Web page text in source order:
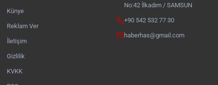
Künye
Reklam Ver
İletişim
Gizlilik
KVKK
No:42 İlkadım / SAMSUN
+90 542 532 77 30
haberhas@gmail.com